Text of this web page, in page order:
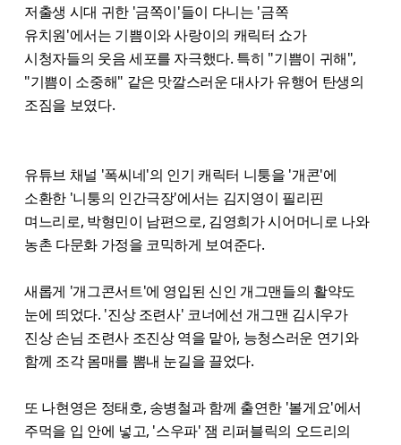
저출생 시대 귀한 '금쪽이'들이 다니는 '금쪽
유치원'에서는 기쁨이와 사랑이의 캐릭터 쇼가
시청자들의 웃음 세포를 자극했다. 특히 "기쁨이 귀해",
"기쁨이 소중해" 같은 맛깔스러운 대사가 유행어 탄생의
조짐을 보였다.
유튜브 채널 '폭씨네'의 인기 캐릭터 니퉁을 '개콘'에
소환한 '니퉁의 인간극장'에서는 김지영이 필리핀
며느리로, 박형민이 남편으로, 김영희가 시어머니로 나와
농촌 다문화 가정을 코믹하게 보여준다.
새롭게 '개그콘서트'에 영입된 신인 개그맨들의 활약도
눈에 띄었다. '진상 조련사' 코너에선 개그맨 김시우가
진상 손님 조련사 조진상 역을 맡아, 능청스러운 연기와
함께 조각 몸매를 뽐내 눈길을 끌었다.
또 나현영은 정태호, 송병철과 함께 출연한 '볼게요'에서
주먹을 입 안에 넣고, '스우파' 잼 리퍼블릭의 오드리의